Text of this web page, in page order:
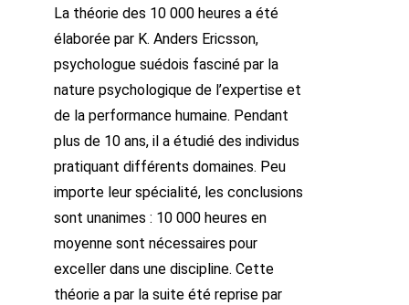
La théorie des 10 000 heures a été
élaborée par K. Anders Ericsson,
psychologue suédois fasciné par la
nature psychologique de l’expertise et
de la performance humaine. Pendant
plus de 10 ans, il a étudié des individus
pratiquant différents domaines. Peu
importe leur spécialité, les conclusions
sont unanimes : 10 000 heures en
moyenne sont nécessaires pour
exceller dans une discipline. Cette
théorie a par la suite été reprise par